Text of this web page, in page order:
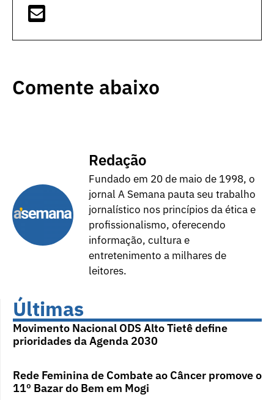
Comente abaixo
Redação
Fundado em 20 de maio de 1998, o
jornal A Semana pauta seu trabalho
jornalístico nos princípios da ética e
profissionalismo, oferecendo
informação, cultura e
entretenimento a milhares de
leitores.
Últimas
Movimento Nacional ODS Alto Tietê define
prioridades da Agenda 2030
Rede Feminina de Combate ao Câncer promove o
11º Bazar do Bem em Mogi